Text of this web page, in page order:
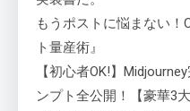
もうポストに悩まない！
ト量産術』
【初心者OK!】
ンプト全公開！【豪華3